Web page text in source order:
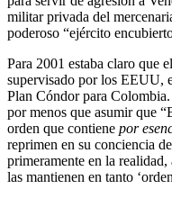
militar privada del
poderoso “ejército
Para 2001 estaba claro que
supervisado por los EEUU,
Plan Cóndor para
por menos que asumir que
orden que contiene por
reprimen en su conciencia
primeramente en la
las mantienen en tanto